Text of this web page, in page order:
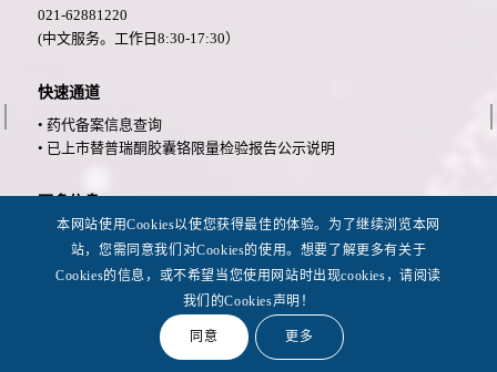
021-62881220
(中文服务。工作日8:30-17:30）
快速通道
• 药代备案信息查询
• 已上市替普瑞酮胶囊铬限量检验报告公示说明
• 法律公告
• 隐私政策
• 可用性
本网站使用Cookies以使您获得最佳的体验。为了继续浏览本网
站，您需同意我们对Cookies的使用。想要了解更多有关于
Cookies的信息，或不希望当您使用网站时出现cookies，请阅读
我们的Cookies声明！
同意 更多